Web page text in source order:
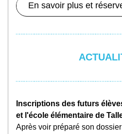
En savoir plus et
Inscriptions des futurs
et l'école élémentaire de
Après voir préparé son